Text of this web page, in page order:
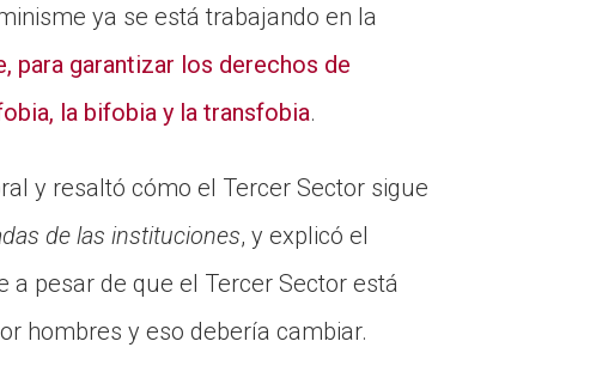
ya se está trabajando en la
para garantizar los derechos de
la bifobia y la transfobia.
y resaltó cómo el Tercer Sector sigue
de las instituciones, y explicó el
pesar de que el Tercer Sector está
hombres y eso debería cambiar.